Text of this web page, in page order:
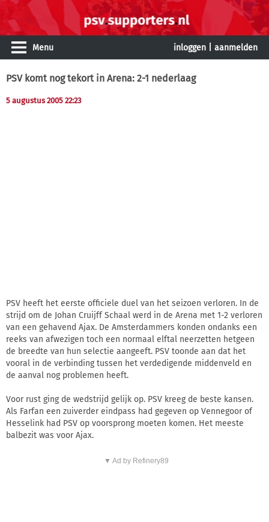
Menu inloggen aanmelden
PSV komt nog tekort in Arena: 2-1 nederlaag
5 augustus 2005 22:23
PSV heeft het eerste officiele duel van het seizoen verloren. In de
strijd om de Johan Cruijff Schaal werd in de Arena met 1-2 verloren
van een gehavend Ajax. De Amsterdammers konden ondanks een
reeks van afwezigen toch een normaal elftal neerzetten hetgeen
de breedte van hun selectie aangeeft. PSV toonde aan dat het
vooral in de verbinding tussen het verdedigende middenveld en
de aanval nog problemen heeft.
Voor rust ging de wedstrijd gelijk op. PSV kreeg de beste kansen.
Als Farfan een zuiverder eindpass had gegeven op Vennegoor of
Hesselink had PSV op voorsprong moeten komen. Het meeste
balbezit was voor Ajax.
▼ Ad by Refinery89